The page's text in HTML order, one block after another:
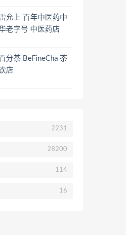
允上 百年中医药中
老字号 中医药店
百分茶 BeFineCha 茶
店
2231
28200
114
16